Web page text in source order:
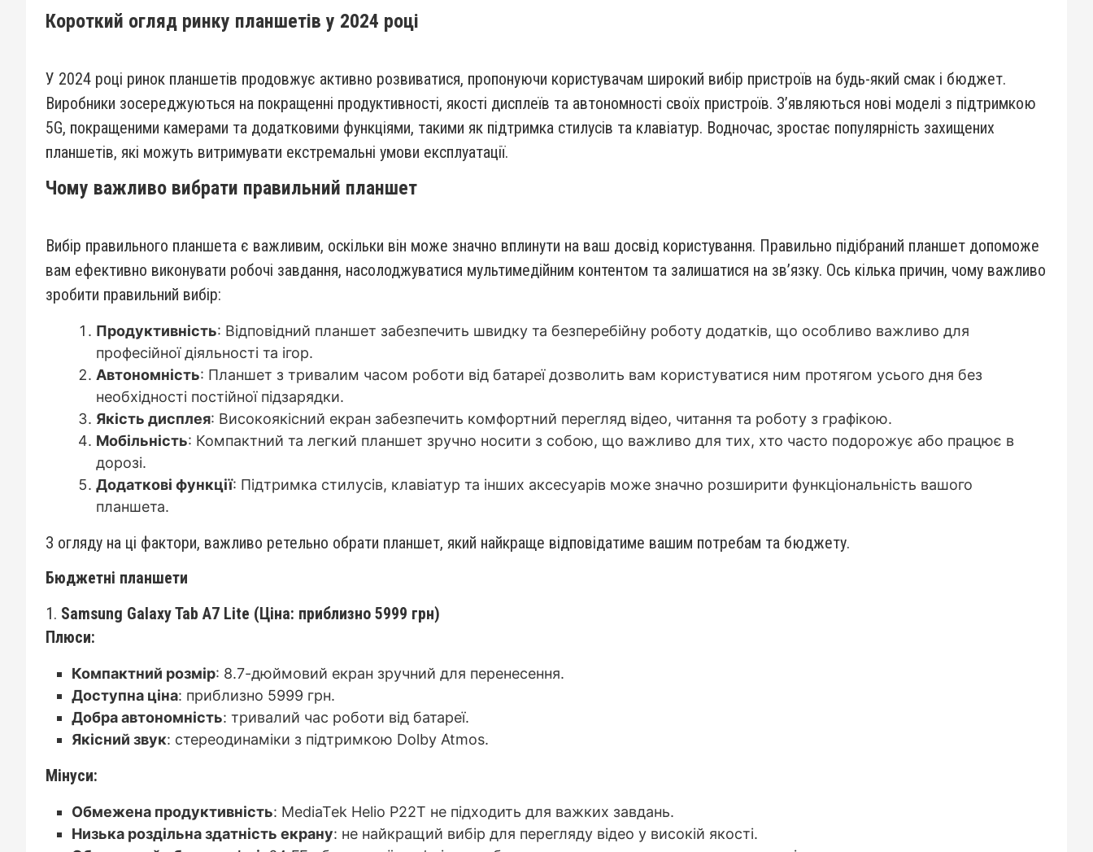
Короткий огляд ринку планшетів у 2024 році
У 2024 році ринок планшетів продовжує активно розвиватися, пропонуючи користувачам широкий вибір пристроїв на будь-який смак і бюджет.
Виробники зосереджуються на покращенні продуктивності, якості дисплеїв та автономності своїх пристроїв. З’являються нові моделі з підтримкою
5G, покращеними камерами та додатковими функціями, такими як підтримка стилусів та клавіатур. Водночас, зростає популярність захищених
планшетів, які можуть витримувати екстремальні умови експлуатації.
Чому важливо вибрати правильний планшет
Вибір правильного планшета є важливим, оскільки він може значно вплинути на ваш досвід користування. Правильно підібраний планшет допоможе
вам ефективно виконувати робочі завдання, насолоджуватися мультимедійним контентом та залишатися на зв’язку. Ось кілька причин, чому важливо
зробити правильний вибір:
Продуктивність: Відповідний планшет забезпечить швидку та безперебійну роботу додатків, що особливо важливо для
професійної діяльності та ігор.
Автономність: Планшет з тривалим часом роботи від батареї дозволить вам користуватися ним протягом усього дня без
необхідності постійної підзарядки.
Якість дисплея: Високоякісний екран забезпечить комфортний перегляд відео, читання та роботу з графікою.
Мобільність: Компактний та легкий планшет зручно носити з собою, що важливо для тих, хто часто подорожує або працює в
дорозі.
Додаткові функції: Підтримка стилусів, клавіатур та інших аксесуарів може значно розширити функціональність вашого
планшета.
З огляду на ці фактори, важливо ретельно обрати планшет, який найкраще відповідатиме вашим потребам та бюджету.
Бюджетні планшети
1. Samsung Galaxy Tab A7 Lite (Ціна: приблизно 5999 грн)
Плюси:
Компактний розмір: 8.7-дюймовий екран зручний для перенесення.
Доступна ціна: приблизно 5999 грн.
Добра автономність: тривалий час роботи від батареї.
Якісний звук: стереодинаміки з підтримкою Dolby Atmos.
Мінуси:
Обмежена продуктивність: MediaTek Helio P22T не підходить для важких завдань.
Низька роздільна здатність екрану: не найкращий вибір для перегляду відео у високій якості.